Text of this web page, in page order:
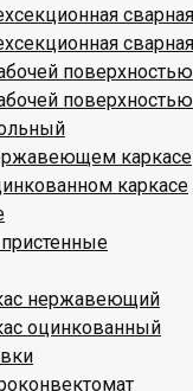
каркасе
каркасе
нержавеющий
оцинкованный